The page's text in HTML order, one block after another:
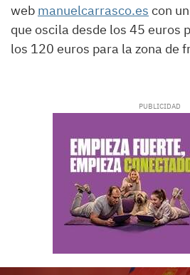
web manuelcarrasco.es con
que oscila desde los 45 euros
los 120 euros para la zona de